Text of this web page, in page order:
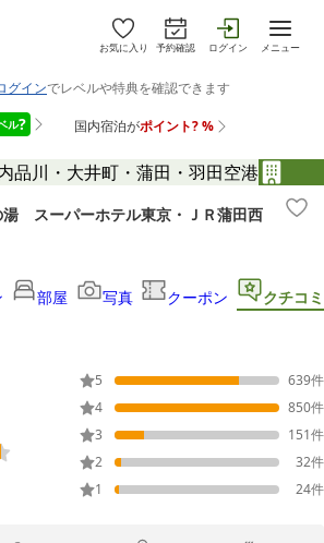
お気に入り 予約確認 ログイン メニュー
品川・大井町・蒲田・羽田空港
スーパーホテル東京・ＪＲ蒲田西
部屋 写真 クーポン クチコミ
5 639件
4
850件
3
151件
2
32件
1
24件